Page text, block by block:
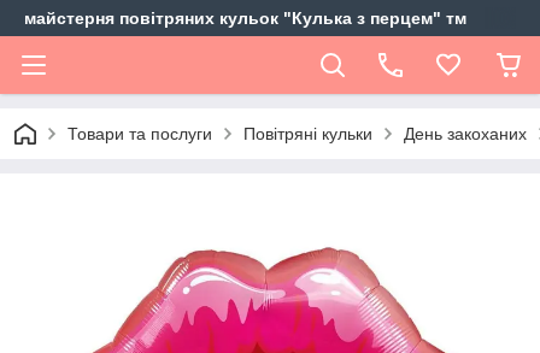
майстерня повітряних кульок "Кулька з перцем" тм
Товари та послуги Повітряні кульки День закоханих